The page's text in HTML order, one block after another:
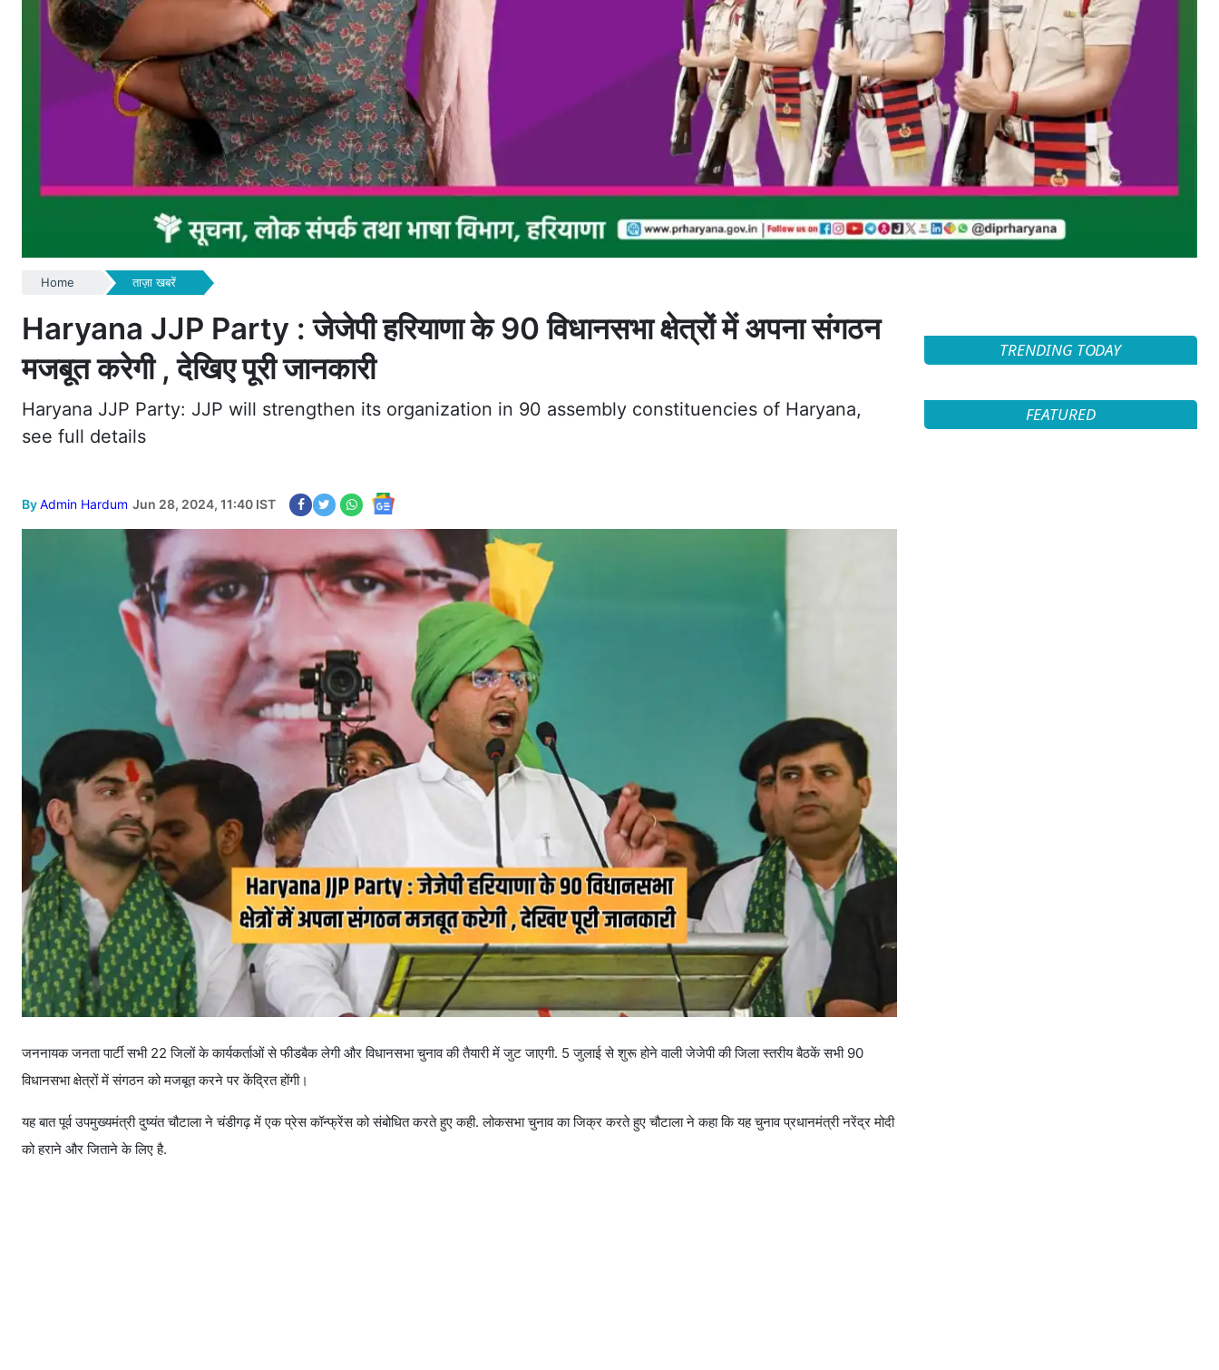
Home ताज़ा खबरें
Haryana JJP Party : जेजेपी हरियाणा के 90 विधानसभा क्षेत्रों में अपना संगठन
मजबूत करेगी , देखिए पूरी जानकारी
Haryana JJP Party: JJP will strengthen its organization in 90 assembly constituencies of Haryana,
see full details
ByAdmin Hardum Jun 28, 2024, 11:40 IST
जननायक जनता पार्टी सभी 22 जिलों के कार्यकर्ताओं से फीडबैक लेगी और विधानसभा चुनाव की तैयारी में जुट जाएगी. 5 जुलाई से शुरू होने वाली जेजेपी की जिला स्तरीय बैठकें सभी 90
विधानसभा क्षेत्रों में संगठन को मजबूत करने पर केंद्रित होंगी।
यह बात पूर्व उपमुख्यमंत्री दुष्यंत चौटाला ने चंडीगढ़ में एक प्रेस कॉन्फ्रेंस को संबोधित करते हुए कही. लोकसभा चुनाव का जिक्र करते हुए चौटाला ने कहा कि यह चुनाव प्रधानमंत्री नरेंद्र मोदी
को हराने और जिताने के लिए है.
TRENDING TODAY
FEATURED